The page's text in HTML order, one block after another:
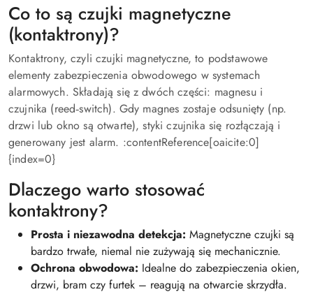
Co to są czujki magnetyczne
(kontaktrony)?
Kontaktrony, czyli czujki magnetyczne, to podstawowe
elementy zabezpieczenia obwodowego w systemach
alarmowych. Składają się z dwóch części: magnesu i
czujnika (reed‑switch). Gdy magnes zostaje odsunięty (np.
drzwi lub okno są otwarte), styki czujnika się rozłączają i
generowany jest alarm. :contentReference[oaicite:0]
{index=0}
Dlaczego warto stosować
kontaktrony?
Prosta i niezawodna detekcja: Magnetyczne czujki są
bardzo trwałe, niemal nie zużywają się mechanicznie.
Ochrona obwodowa: Idealne do zabezpieczenia okien,
drzwi, bram czy furtek – reagują na otwarcie skrzydła.